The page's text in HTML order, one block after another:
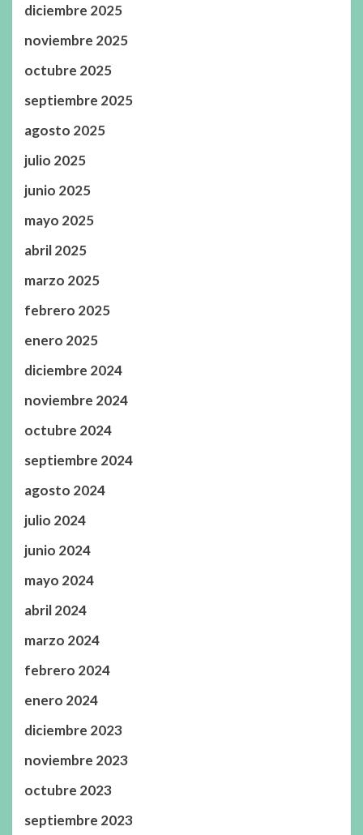
diciembre 2025
noviembre 2025
octubre 2025
septiembre 2025
agosto 2025
julio 2025
junio 2025
mayo 2025
abril 2025
marzo 2025
febrero 2025
enero 2025
diciembre 2024
noviembre 2024
octubre 2024
septiembre 2024
agosto 2024
julio 2024
junio 2024
mayo 2024
abril 2024
marzo 2024
febrero 2024
enero 2024
diciembre 2023
noviembre 2023
octubre 2023
septiembre 2023